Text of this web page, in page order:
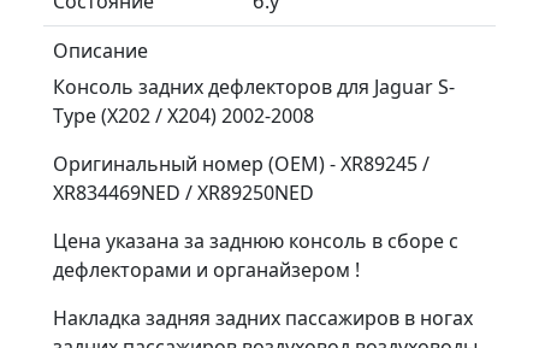
Описание
Консоль задних дефлекторов для Jaguar S-
Type (X202 / X204) 2002-2008
Оригинальный номер (OEM) - XR89245 /
XR834469NED / XR89250NED
Цена указана за заднюю консоль в сборе с
дефлекторами и органайзером !
Накладка задняя задних пассажиров в ногах